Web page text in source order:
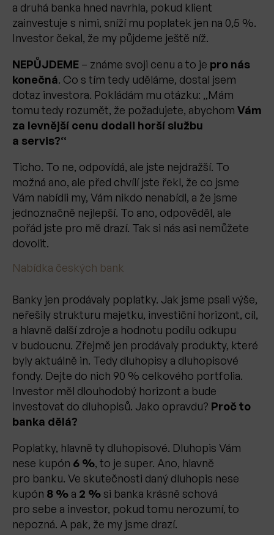
a druhá banka hned navrhla, pokud klient
zainvestuje s nimi, sníží mu poplatek jen na 0,5 %.
Investor čekal, že my půjdeme ještě níž.
NEPŮJDEME – známe svoji cenu a to je pro nás
konečná. Co s tím tedy uděláme, dostal jsem
dotaz investora. Pokládám mu otázku: „Mám
tomu tedy rozumět, že požadujete, abychom Vám
za levnější cenu dodali horší službu
a servis?“
Ticho. To ne, odpovídá, ale jste nejdražší. To
možná ano, ale před chvílí jste řekl, že co jsme
Vám nabídli my, Vám nikdo nenabídl, a že jsme
jednoznačně nejlepší. To ano, odpověděl, ale
pořád jste pro mě drazí. Tak si nás asi nemůžete
dovolit.
Nabídka českých bank
Banky jen prodávaly poplatky. Jak jsme psali výše,
neřešily strukturu majetku, investiční horizont, cíl,
a hlavně další zdroje a hodnotu podílu odkupu
v budoucnu. Zřejmě jen prodávaly produkty, které
byly aktuálně in. Tedy dluhopisy a dluhopisové
fondy. Dejte do nich 90 % celkového portfolia.
Investor měl dlouhodobý horizont a bude
investovat do dluhopisů. Jako opravdu? Proč to
banka dělá?
Poplatky, hlavně ty dluhopisové. Dluhopis Vám
nese kupón 6 %, to je super. Ano, hlavně
pro banku. Ve skutečnosti daný dluhopis nese
kupón 8 % a 2 %si banka krásně schová
pro sebe a investor, pokud tomu nerozumí, to
nepozná. A pak, že my jsme drazí.